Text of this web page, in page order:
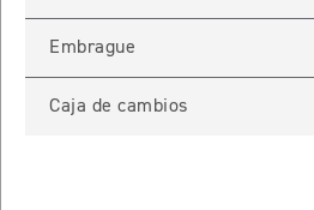
NEWSPEED TRIPLE 1200 RS
Precio desde $20.090.000
Embrague
Caja de cambios